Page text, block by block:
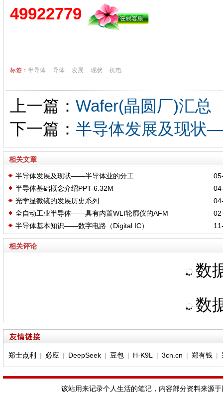
49922779
标签： 半导体 导体 发展 现状 机电
上一篇： Wafer(晶圆厂)汇总
下一篇： 半导体发展及现状
相关文章
半导体发展及现状——半导体业的分工
半导体基础概念介绍PPT-6.32M
光学显微镜的发展历史系列
全自动工业半导体——具有内置WLI轮廓仪的AFM
半导体基本知识——数字电路（Digital IC）
相关评论
数
数
郑士点利 | 必应 | DeepSeek| 豆包| H-K9L | 3cn.cn | 郑有钱|
该站用来记录个人生活的笔记，内容部分资料来源